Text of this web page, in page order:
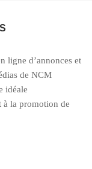
ligne d’annonces et
de NCM
idéale
à la promotion de